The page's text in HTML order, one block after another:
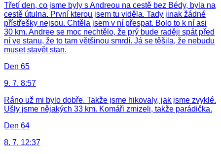
Třetí den, co jsme byly s Andreou na cestě bez Bédy, byla na
cestě útulna. První kterou jsem tu viděla. Tady jinak žádné
přístřešky nejsou. Chtěla jsem v ní přespat. Bolo to k ní asi
30 km. Andree se moc nechtělo, že prý bude raději spát před
ní ve stanu, že to tam většinou smrdí. Já se těšila, že nebudu
muset stavět stan.
Den 65
9. 7. 8:57
Ráno už mi bylo dobře. Takže jsme hikovaly, jak jsme zvyklé.
Ušly jsme nějakých 33 km. Komáři zmizeli, takže parádička.
Den 64
8. 7. 12:37